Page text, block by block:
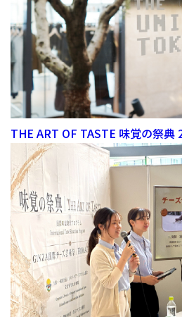
THE ART OF TASTE 味覚の祭典